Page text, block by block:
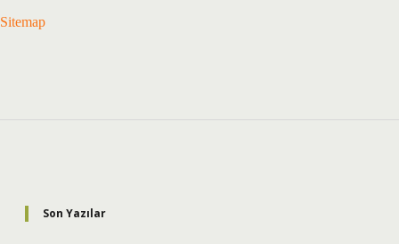
Sitemap
Son Yazılar